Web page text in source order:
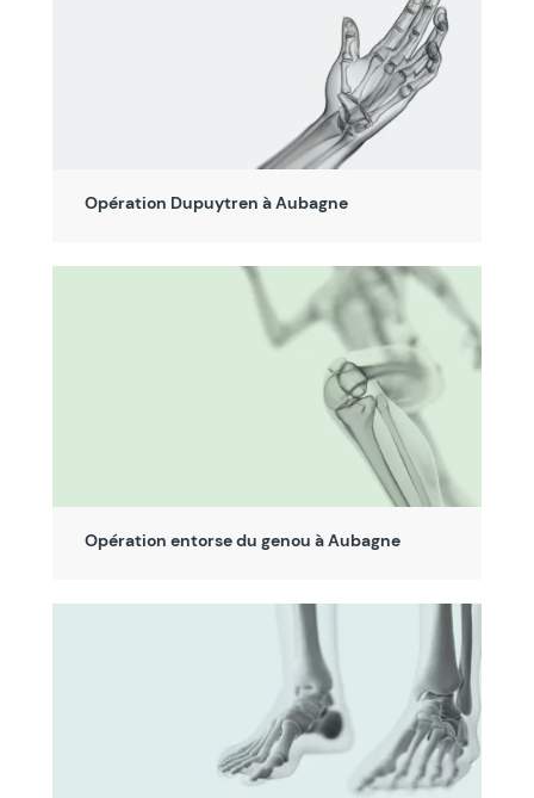
Opération Dupuytren à Aubagne
Opération entorse du genou à Aubagne